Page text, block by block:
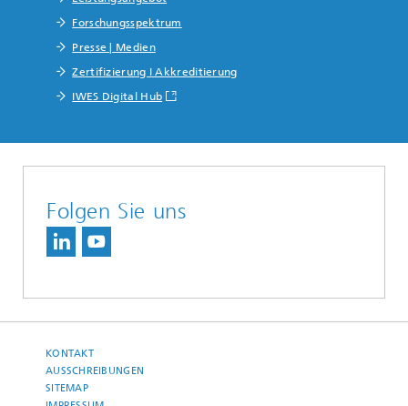
Forschungsspektrum
Presse | Medien
Zertifizierung I Akkreditierung
IWES Digital Hub
Folgen Sie uns
KONTAKT
AUSSCHREIBUNGEN
SITEMAP